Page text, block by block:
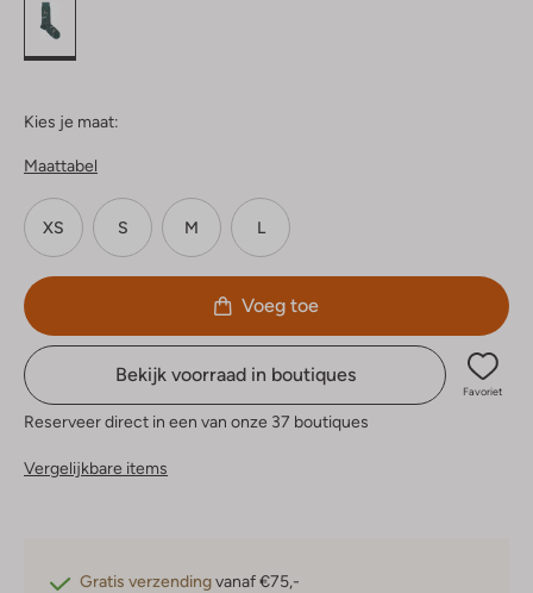
Kies je maat:
Maattabel
XS S M L
Voeg toe
Bekijk voorraad in boutiques
Favoriet
Reserveer direct in een van onze 37 boutiques
Vergelijkbare items
Gratis verzendingvanaf €75,-